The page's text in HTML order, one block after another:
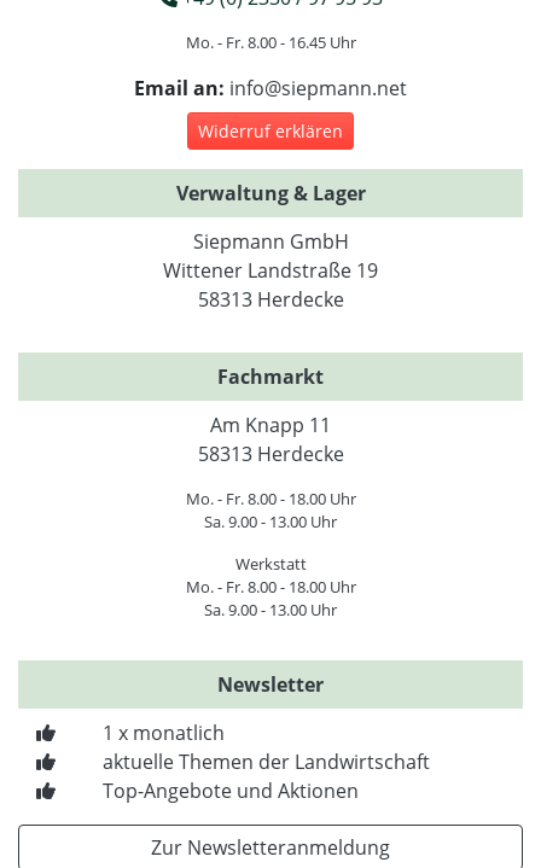
Mo. - Fr. 8.00 - 16.45 Uhr
Email an: info@siepmann.net
Widerruf erklären
Verwaltung & Lager
Siepmann GmbH
Wittener Landstraße 19
58313 Herdecke
Fachmarkt
Am Knapp 11
58313 Herdecke
Mo. - Fr. 8.00 - 18.00 Uhr
Sa. 9.00 - 13.00 Uhr
Werkstatt
Mo. - Fr. 8.00 - 18.00 Uhr
Sa. 9.00 - 13.00 Uhr
Newsletter
1 x monatlich
aktuelle Themen der Landwirtschaft
Top-Angebote und Aktionen
Zur Newsletteranmeldung